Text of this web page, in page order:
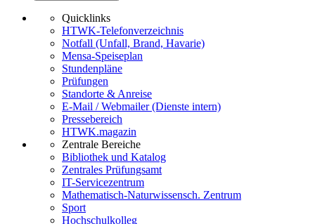
Quicklinks
HTWK-Telefonverzeichnis
Notfall (Unfall, Brand, Havarie)
Mensa-Speiseplan
Stundenpläne
Prüfungen
Standorte & Anreise
E-Mail / Webmailer (Dienste intern)
Pressebereich
HTWK.magazin
Zentrale Bereiche
Bibliothek und Katalog
Zentrales Prüfungsamt
IT-Servicezentrum
Mathematisch-Naturwissensch. Zentrum
Sport
Hochschulkolleg